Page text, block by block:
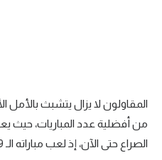
سعودي في الجول
الدوري الإنجليزي
المقاولون لا يزال يتشبث بالأمل
من أفضلية عدد المباريات، حيث
الصراع حتى الآن، إذ لعب مباراته الـ 29 اليوم.